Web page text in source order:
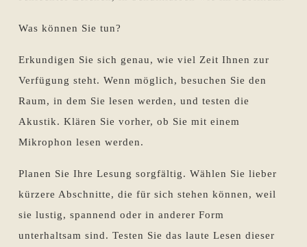
Was können Sie tun?
Erkundigen Sie sich genau, wie viel Zeit Ihnen zur
Verfügung steht. Wenn möglich, besuchen Sie den
Raum, in dem Sie lesen werden, und testen die
Akustik. Klären Sie vorher, ob Sie mit einem
Mikrophon lesen werden.
Planen Sie Ihre Lesung sorgfältig. Wählen Sie lieber
kürzere Abschnitte, die für sich stehen können, weil
sie lustig, spannend oder in anderer Form
unterhaltsam sind. Testen Sie das laute Lesen dieser